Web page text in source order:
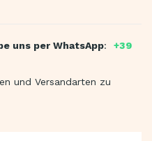
uns per WhatsApp:
+39
und Versandarten zu